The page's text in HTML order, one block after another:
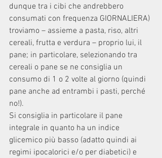
dunque tra i cibi che andrebbero
consumati con frequenza GIORNALIERA)
troviamo – assieme a pasta, riso, altri
cereali, frutta e verdura – proprio lui, il
pane; in particolare, selezionando tra
cereali o pane se ne consiglia un
consumo di 1 o 2 volte al giorno (quindi
pane anche ad entrambi i pasti, perché
no!).
Si consiglia in particolare il pane
integrale in quanto ha un indice
glicemico più basso (adatto quindi ai
regimi ipocalorici e/o per diabetici) e